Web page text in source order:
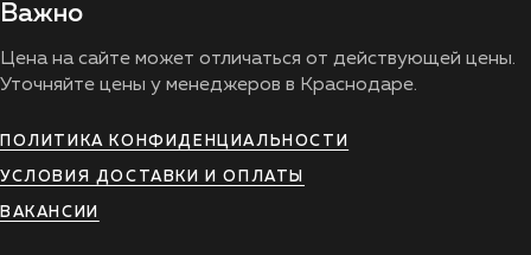
Важно
Цена на сайте может отличаться от действующей цены.
Уточняйте цены у менеджеров в Краснодаре.
ПОЛИТИКА КОНФИДЕНЦИАЛЬНОСТИ
УСЛОВИЯ ДОСТАВКИ И ОПЛАТЫ
ВАКАНСИИ